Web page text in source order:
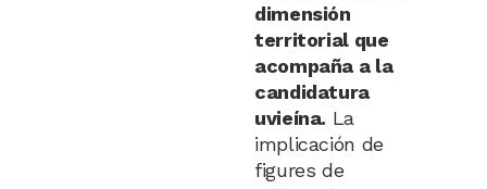
dimensión
territorial que
acompaña a la
candidatura
uvieína. La
implicación de
figures de